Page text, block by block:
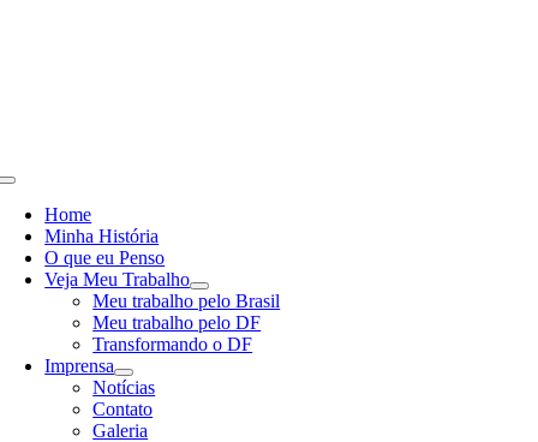
Toggle
NavigationHome
Minha História
O que eu Penso
Veja Meu Trabalho
Meu trabalho pelo Brasil
Meu trabalho pelo DF
Transformando o DF
Imprensa
Notícias
Contato
Galeria